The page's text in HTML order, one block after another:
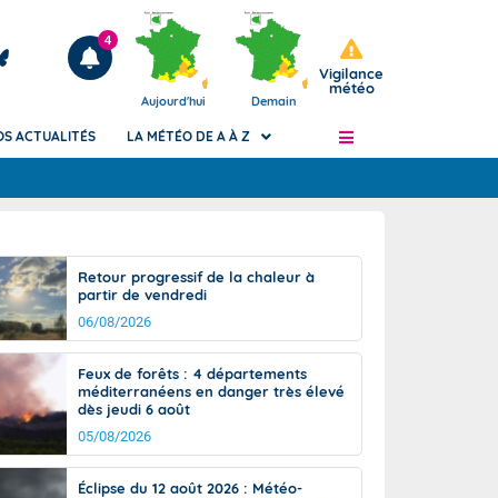
Articles
4
Aujourd'hui Demain
Vigilance
météo
de
Phénomènes dangereux de J+2 à J+7
Avertissement pluies intenses à l'échelle
des communes (Apic)
Bulletins Marine
Bulletins d'estimation du risque
d'avalanche
Météo des forêts
Vigicrues
ACTUALITÉS LA MÉTÉO DE A À Z
Retour progressif de la chaleur à
partir de vendredi
06/08/2026
Feux de forêts : 4 départements
méditerranéens en danger très élevé
dès jeudi 6 août
05/08/2026
Éclipse du 12 août 2026 : Météo-